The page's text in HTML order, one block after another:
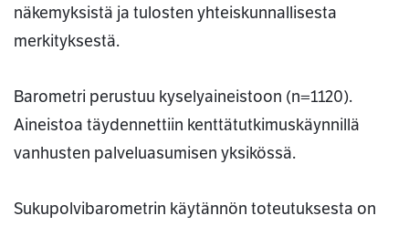
näkemyksistä ja tulosten yhteiskunnallisesta
merkityksestä.
Barometri perustuu kyselyaineistoon (n=1120).
Aineistoa täydennettiin kenttätutkimuskäynnillä
vanhusten palveluasumisen yksikössä.
Sukupolvibarometrin käytännön toteutuksesta on